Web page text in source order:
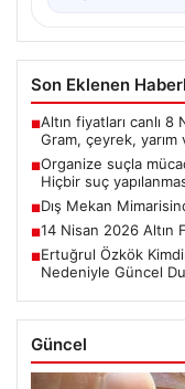
Son Eklenen
■Altın fiyatları canlı
Gram, çeyrek, yarım
■Organize suçla
Hiçbir suç
■Dış Mekan
■14 Nisan 2026 Altın
■Ertuğrul Özkök
Nedeniyle Güncel
Güncel